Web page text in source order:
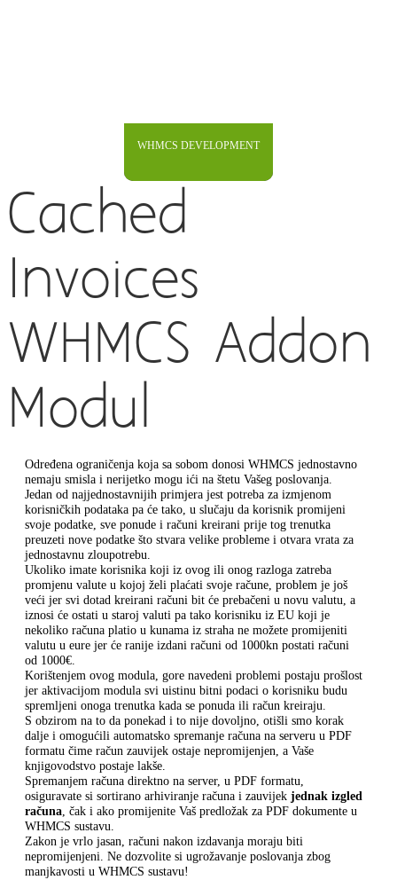
WHMCS DEVELOPMENT
Cached
Invoices
WHMCS Addon
Modul
Određena ograničenja koja sa sobom donosi WHMCS jednostavno
nemaju smisla i nerijetko mogu ići na štetu Vašeg poslovanja.
Jedan od najjednostavnijih primjera jest potreba za izmjenom
korisničkih podataka pa će tako, u slučaju da korisnik promijeni
svoje podatke, sve ponude i računi kreirani prije tog trenutka
preuzeti nove podatke što stvara velike probleme i otvara vrata za
jednostavnu zloupotrebu.
Ukoliko imate korisnika koji iz ovog ili onog razloga zatreba
promjenu valute u kojoj želi plaćati svoje račune, problem je još
veći jer svi dotad kreirani računi bit će prebačeni u novu valutu, a
iznosi će ostati u staroj valuti pa tako korisniku iz EU koji je
nekoliko računa platio u kunama iz straha ne možete promijeniti
valutu u eure jer će ranije izdani računi od 1000kn postati računi
od 1000€.
Korištenjem ovog modula, gore navedeni problemi postaju prošlost
jer aktivacijom modula svi uistinu bitni podaci o korisniku budu
spremljeni onoga trenutka kada se ponuda ili račun kreiraju.
S obzirom na to da ponekad i to nije dovoljno, otišli smo korak
dalje i omogućili automatsko spremanje računa na serveru u PDF
formatu čime račun zauvijek ostaje nepromijenjen, a Vaše
knjigovodstvo postaje lakše.
Spremanjem računa direktno na server, u PDF formatu,
osiguravate si sortirano arhiviranje računa i zauvijek jednak izgled
računa, čak i ako promijenite Vaš predložak za PDF dokumente u
WHMCS sustavu.
Zakon je vrlo jasan, računi nakon izdavanja moraju biti
nepromijenjeni. Ne dozvolite si ugrožavanje poslovanja zbog
manjkavosti u WHMCS sustavu!